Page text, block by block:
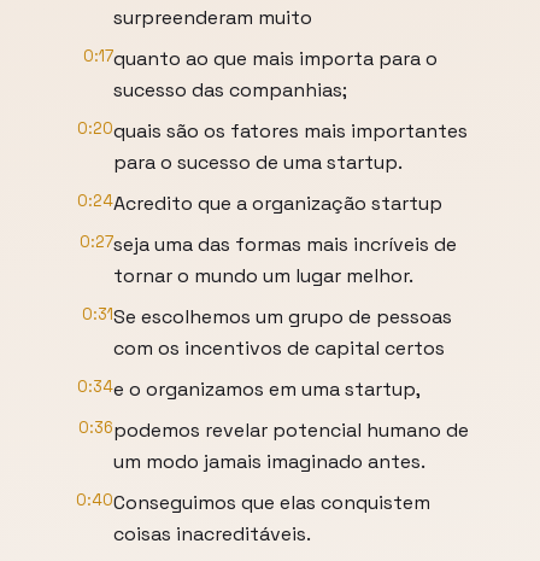
surpreenderam muito
0:17quanto ao que mais importa para o
sucesso das companhias;
0:20quais são os fatores mais importantes
para o sucesso de uma startup.
0:24Acredito que a organização startup
0:27seja uma das formas mais incríveis de
tornar o mundo um lugar melhor.
0:31Se escolhemos um grupo de pessoas
com os incentivos de capital certos
0:34e o organizamos em uma startup,
0:36podemos revelar potencial humano de
um modo jamais imaginado antes.
0:40Conseguimos que elas conquistem
coisas inacreditáveis.